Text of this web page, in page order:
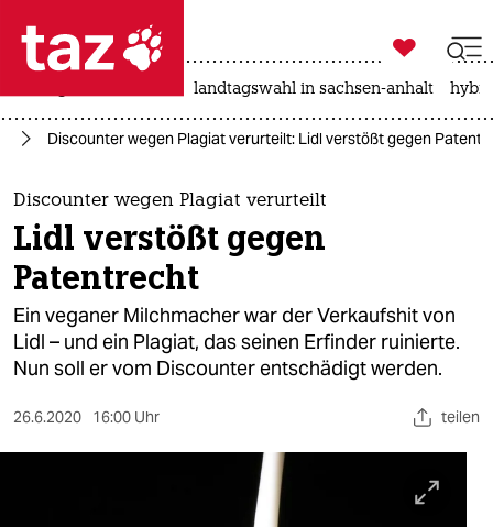
 taz zahl ich
taz zahl ich
themen
politik
öko
gesellschaft
sport

taz zahl ich
landtagswahl in sachsen-anhalt
Discounter wegen Plagiat verurteilt: Lidl verstößt gegen
Discounter wegen Plagiat verurteilt
Lidl verstößt gegen
Patentrecht
Ein veganer Milchmacher war der Verkaufshit von
Lidl – und ein Plagiat, das seinen Erfinder ruinierte.
Nun soll er vom Discounter entschädigt werden.
26.6.2020 16:00 Uhr teilen